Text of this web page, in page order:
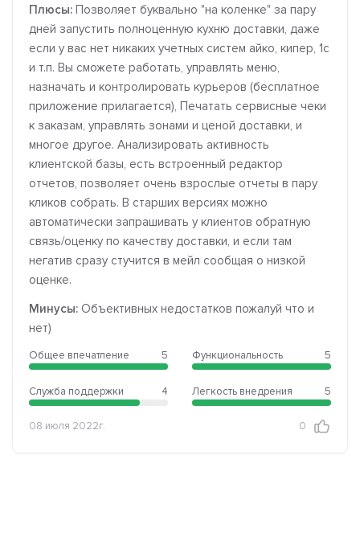
Плюсы: Позволяет буквально "на коленке" за пару
дней запустить полноценную кухню доставки, даже
если у вас нет никаких учетных систем айко, кипер, 1с
и т.п. Вы сможете работать, управлять меню,
назначать и контролировать курьеров (бесплатное
приложение прилагается), Печатать сервисные чеки
к заказам, управлять зонами и ценой доставки, и
многое другое. Анализировать активность
клиентской базы, есть встроенный редактор
отчетов, позволяет очень взрослые отчеты в пару
кликов собрать. В старших версиях можно
автоматически запрашивать у клиентов обратную
связь/оценку по качеству доставки, и если там
негатив сразу стучится в мейл сообщая о низкой
оценке.
Минусы: Объективных недостатков пожалуй что и
нет)
Общее впечатление 5
Служба поддержки 4
Функциональность 5
Легкость внедрения 5
08 июля 2022г. 0